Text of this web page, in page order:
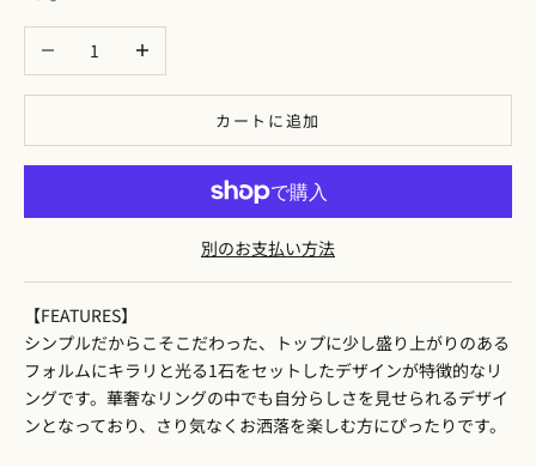
数量を減らす
数量を増やす
カートに追加
別のお支払い方法
【FEATURES】
シンプルだからこそこだわった、トップに少し盛り上がりのある
フォルムにキラリと光る1石をセットしたデザインが特徴的なリ
ングです。華奢なリングの中でも自分らしさを見せられるデザイ
ンとなっており、さり気なくお洒落を楽しむ方にぴったりです。